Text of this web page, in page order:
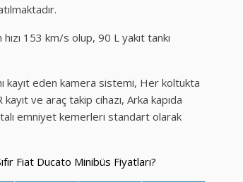
153 km/s olup, 90 L yakıt tankı
kayıt eden kamera sistemi, Her koltukta
ve araç takip cihazı, Arka kapıda
emniyet kemerleri standart olarak
Fiat Ducato Minibüs Fiyatları?